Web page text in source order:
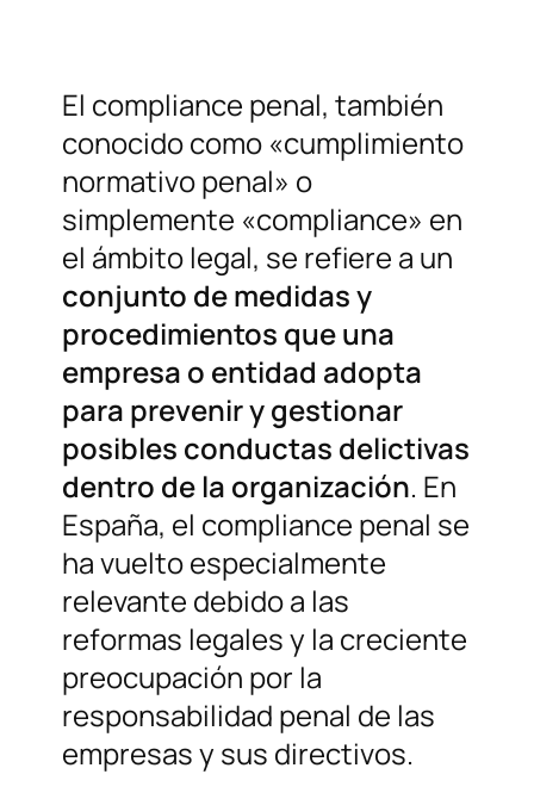
El compliance penal, también
conocido como «cumplimiento
normativo penal» o
simplemente «compliance» en
el ámbito legal, se refiere a un
conjunto de medidas y
procedimientos que una
empresa o entidad adopta
para prevenir y gestionar
posibles conductas delictivas
dentro de la organización. En
España, el compliance penal se
ha vuelto especialmente
relevante debido a las
reformas legales y la creciente
preocupación por la
responsabilidad penal de las
empresas y sus directivos.